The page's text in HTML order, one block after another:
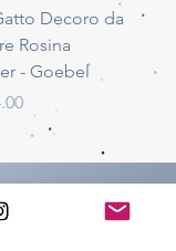
Decoro da
Rosina
- Goebel